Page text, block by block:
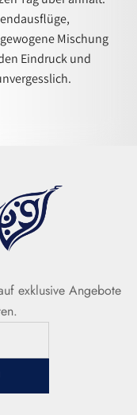
Mischung
Eindruck und
exklusive Angebote